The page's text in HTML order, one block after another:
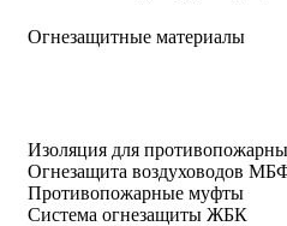
Огнезащитные материалы
Изоляция для
Огнезащита воздуховодов
Противопожарные муфты
Система огнезащиты ЖБК